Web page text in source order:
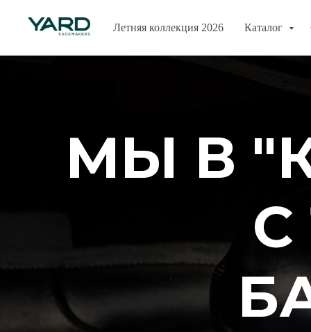
Летняя коллекция 2026 Каталог
МЫ В